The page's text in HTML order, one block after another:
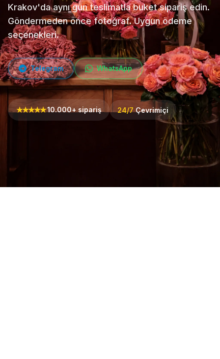
Krakov'da aynı gün teslimatla buket sipariş edin.
Göndermeden önce fotoğraf. Uygun ödeme
seçenekleri.
Telegram WhatsApp
★★★★★10.000+ sipariş 24/7 Çevrimiçi